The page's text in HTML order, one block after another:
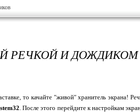
РЕЧКОЙ И ДОЖДИКОМ
то качайте "живой" хранитель экрана!
. После этого перейдите к настройкам